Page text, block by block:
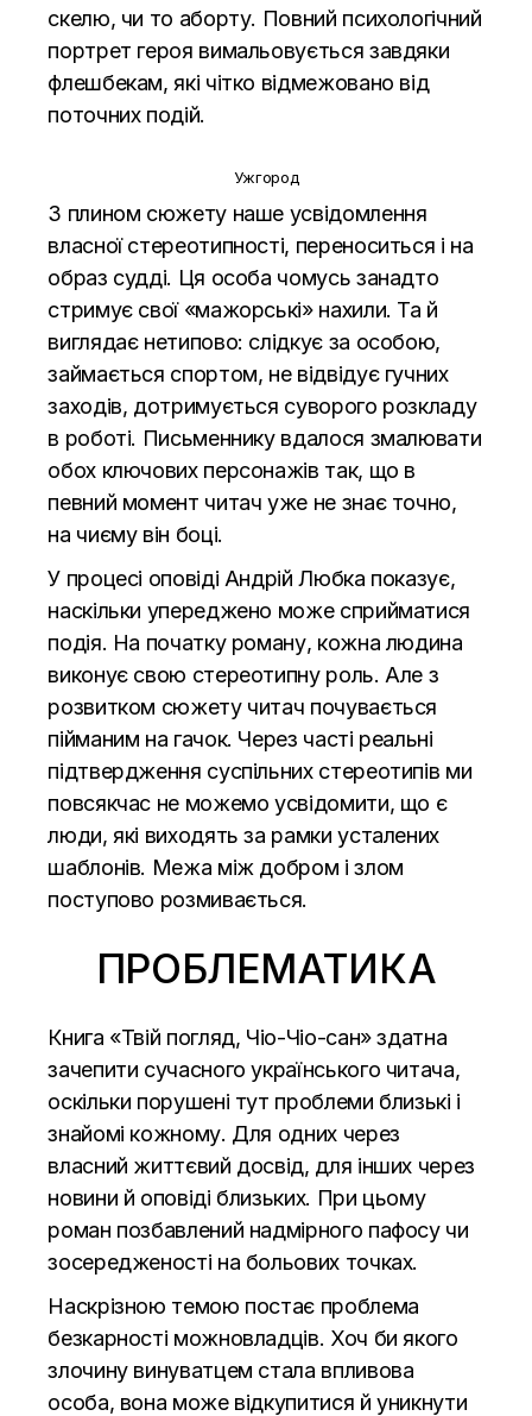
скелю, чи то аборту. Повний психологічний
портрет героя вимальовується завдяки
флешбекам, які чітко відмежовано від
поточних подій.
Ужгород
З плином сюжету наше усвідомлення
власної стереотипності, переноситься і на
образ судді. Ця особа чомусь занадто
стримує свої «мажорські» нахили. Та й
виглядає нетипово: слідкує за особою,
займається спортом, не відвідує гучних
заходів, дотримується суворого розкладу
в роботі. Письменнику вдалося змалювати
обох ключових персонажів так, що в
певний момент читач уже не знає точно,
на чиєму він боці.
У процесі оповіді Андрій Любка показує,
наскільки упереджено може сприйматися
подія. На початку роману, кожна людина
виконує свою стереотипну роль. Але з
розвитком сюжету читач почувається
пійманим на гачок. Через часті реальні
підтвердження суспільних стереотипів ми
повсякчас не можемо усвідомити, що є
люди, які виходять за рамки усталених
шаблонів. Межа між добром і злом
поступово розмивається.
ПРОБЛЕМАТИКА
Книга «Твій погляд, Чіо-Чіо-сан» здатна
зачепити сучасного українського читача,
оскільки порушені тут проблеми близькі і
знайомі кожному. Для одних через
власний життєвий досвід, для інших через
новини й оповіді близьких. При цьому
роман позбавлений надмірного пафосу чи
зосередженості на больових точках.
Наскрізною темою постає проблема
безкарності можновладців. Хоч би якого
злочину винуватцем стала впливова
особа, вона може відкупитися й уникнути